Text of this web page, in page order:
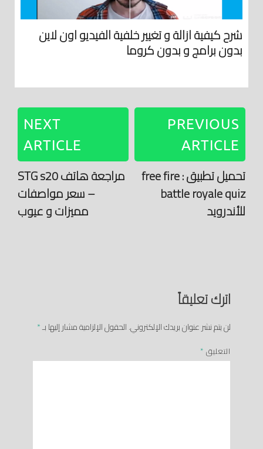
شرح كيفية ازالة و تغيير خلفية الفيديو اون لاين
بدون برامج و بدون كروما
PREVIOUS
ARTICLE
تحميل تطبيق free fire :
battle royale quiz
للأندرويد
NEXT
ARTICLE
مراجعة هاتف STG s20
– سعر مواصفات
مميزات و عيوب
اترك تعليقاً
لن يتم نشر عنوان بريدك الإلكتروني.الحقول الإلزامية مشار إليها بـ*
التعليق *